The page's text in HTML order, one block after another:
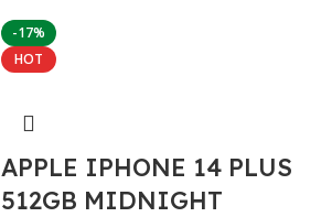
-17%
HOT
APPLE IPHONE 14 PLUS
512GB MIDNIGHT